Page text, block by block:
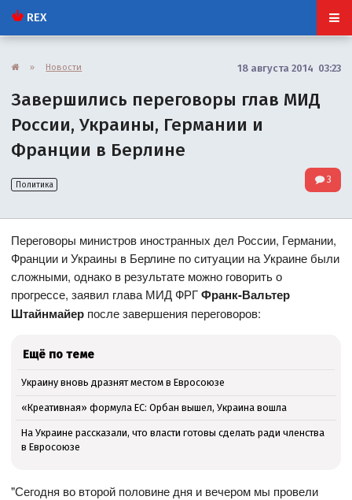
REX
» Новости 18 августа 2014 03:23
Завершились переговоры глав МИД
России, Украины, Германии и
Франции в Берлине
Политика 3
Переговоры министров иностранных дел России, Германии,
Франции и Украины в Берлине по ситуации на Украине были
сложными, однако в результате можно говорить о
прогрессе, заявил глава МИД ФРГФранк-Вальтер
Штайнмайер после завершения переговоров:
Ещё по теме
Украину вновь дразнят местом в Евросоюзе
«Креативная» формула ЕС: Орбан вышел, Украина вошла
На Украине рассказали, что власти готовы сделать ради членства
в Евросоюзе
"Сегодня во второй половине дня и вечером мы провели